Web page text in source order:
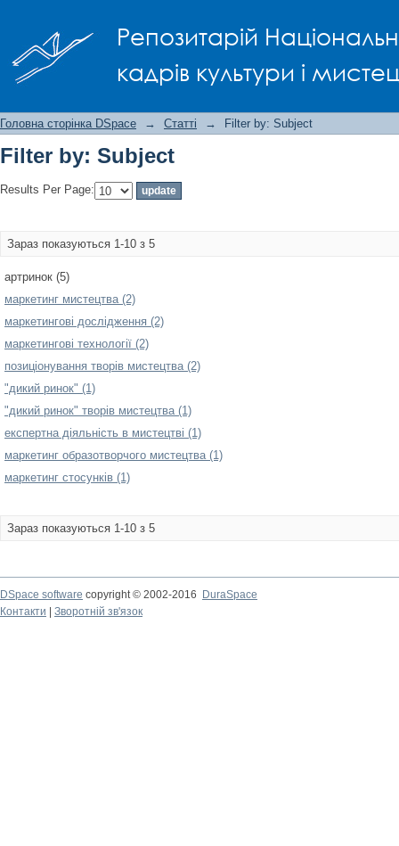
Репозитарій
кадрів культури і
Головна сторінка DSpace → Статті → Filter by: Subject
Filter by: Subject
Results Per Page:
Зараз показуються 1-10 з 5
артринок (5)
маркетинг мистецтва (2)
маркетингові дослідження (2)
маркетингові технології (2)
позиціонування творів мистецтва (2)
"дикий ринок" (1)
"дикий ринок" творів мистецтва (1)
експертна діяльність в мистецтві (1)
маркетинг образотворчого мистецтва (1)
маркетинг стосунків (1)
Зараз показуються 1-10 з 5
DSpace software copyright © 2002-2016
DuraSpace
Контакти
Зворотній зв'язок